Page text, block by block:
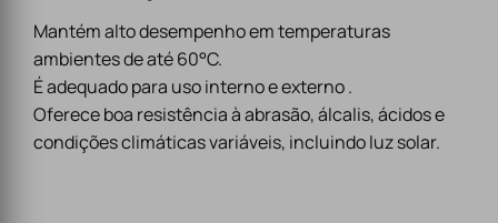
Mantém alto desempenho em temperaturas
ambientes de até 60°C.
É adequado para uso interno e externo .
Oferece boa resistência à abrasão, álcalis, ácidos e
condições climáticas variáveis, incluindo luz solar.